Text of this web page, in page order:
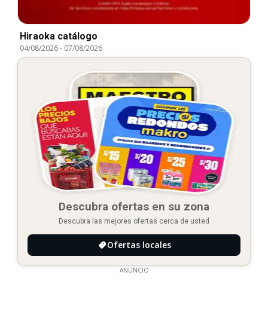
Hiraoka catálogo
04/08/2026- 07/08/2026
Descubra ofertas en su zona
Descubra las mejores ofertas cerca de usted
Ofertas locales
ANUNCIO